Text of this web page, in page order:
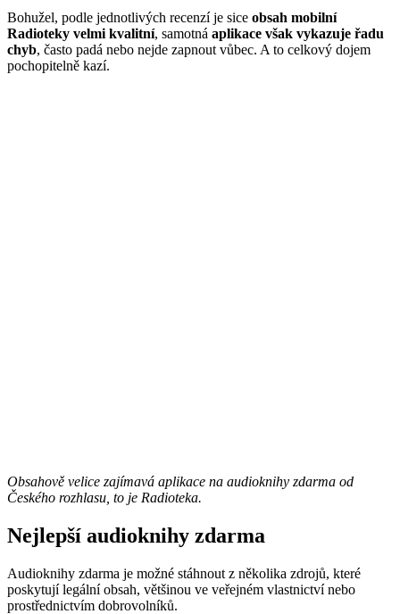
Bohužel, podle jednotlivých recenzí je sice obsah mobilní
Radioteky velmi kvalitní, samotná aplikace však vykazuje řadu
chyb, často padá nebo nejde zapnout vůbec. A to celkový dojem
pochopitelně kazí.
Obsahově velice zajímavá aplikace na audioknihy zdarma od
Českého rozhlasu, to je Radioteka.
Nejlepší audioknihy zdarma
Audioknihy zdarma je možné stáhnout z několika zdrojů, které
poskytují legální obsah, většinou ve veřejném vlastnictví nebo
prostřednictvím dobrovolníků.